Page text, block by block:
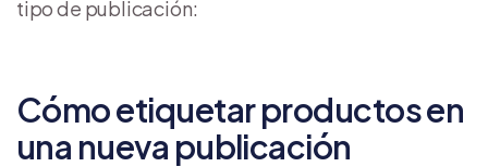
tipo de publicación:
Cómo etiquetar productos en
una nueva publicación